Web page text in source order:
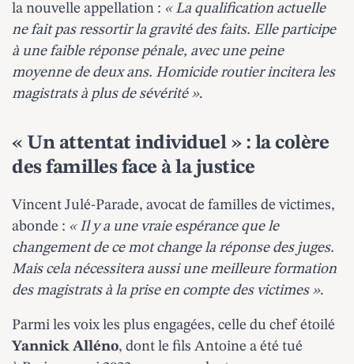
la nouvelle appellation : « La qualification actuelle
ne fait pas ressortir la gravité des faits. Elle participe
à une faible réponse pénale, avec une peine
moyenne de deux ans. Homicide routier incitera les
magistrats à plus de sévérité ».
« Un attentat individuel » : la colère
des familles face à la justice
Vincent Julé-Parade, avocat de familles de victimes,
abonde : « Il y a une vraie espérance que le
changement de ce mot change la réponse des juges.
Mais cela nécessitera aussi une meilleure formation
des magistrats à la prise en compte des victimes ».
Parmi les voix les plus engagées, celle du chef étoilé
Yannick Alléno, dont le fils Antoine a été tué